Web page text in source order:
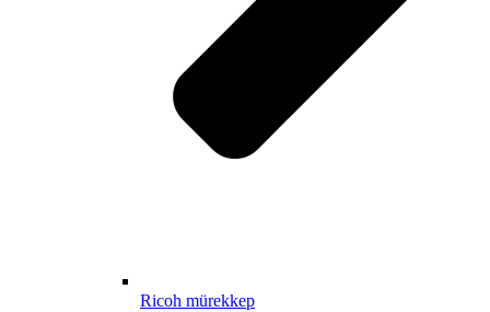
Ricoh mürekkep